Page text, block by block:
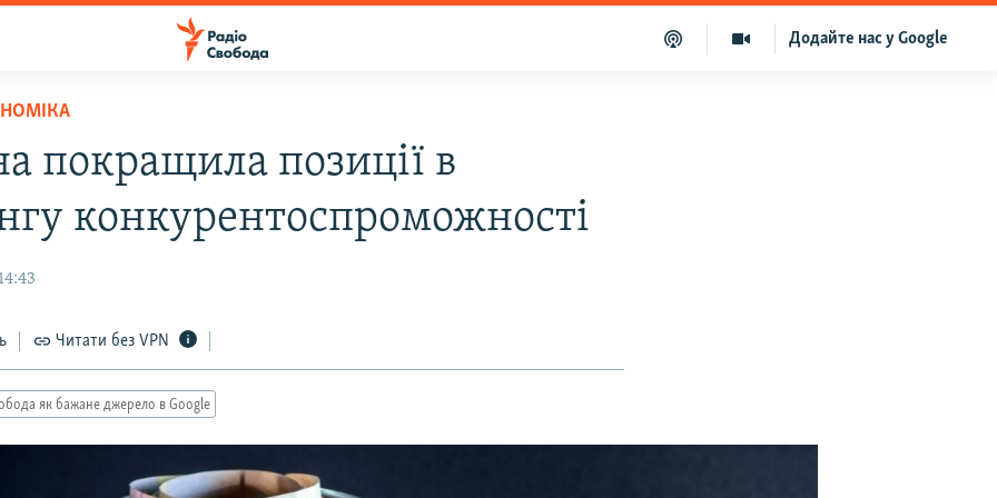
Додайте нас у Google
покращила позиції в
конкурентоспроможності
Читати без VPN
як бажане джерело в Google